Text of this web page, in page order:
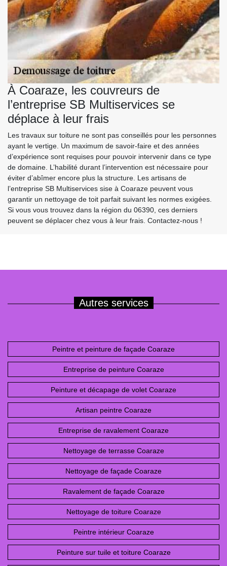
À Coaraze, les couvreurs de
l’entreprise SB Multiservices se
déplace à leur frais
Les travaux sur toiture ne sont pas conseillés pour les personnes
ayant le vertige. Un maximum de savoir-faire et des années
d’expérience sont requises pour pouvoir intervenir dans ce type
de domaine. L’habilité durant l’intervention est nécessaire pour
éviter d’abîmer encore plus la structure. Les artisans de
l’entreprise SB Multiservices sise à Coaraze peuvent vous
garantir un nettoyage de toit parfait suivant les normes exigées.
Si vous vous trouvez dans la région du 06390, ces derniers
peuvent se déplacer chez vous à leur frais. Contactez-nous !
Autres services
Peintre et peinture de façade Coaraze
Entreprise de peinture Coaraze
Peinture et décapage de volet Coaraze
Artisan peintre Coaraze
Entreprise de ravalement Coaraze
Nettoyage de terrasse Coaraze
Nettoyage de façade Coaraze
Ravalement de façade Coaraze
Nettoyage de toiture Coaraze
Peintre intérieur Coaraze
Peinture sur tuile et toiture Coaraze